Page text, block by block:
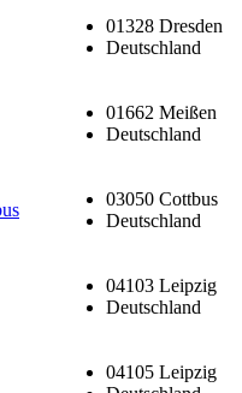
01328 Dresden
Deutschland
01662 Meißen
Deutschland
03050 Cottbus
Deutschland
04103 Leipzig
Deutschland
04105 Leipzig